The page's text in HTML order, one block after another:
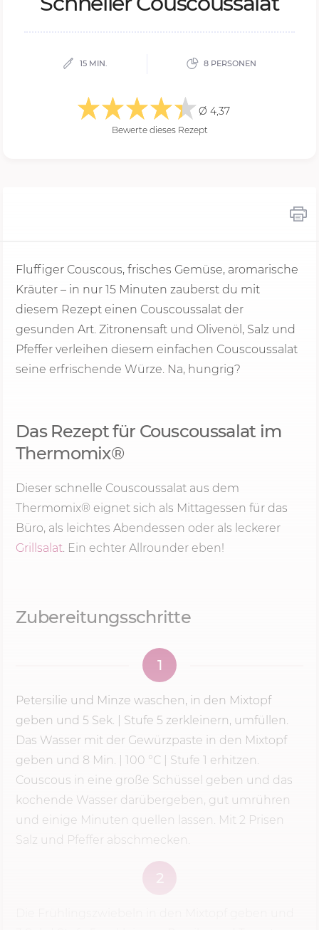
15 MIN. 8 PERSONEN
Ø 4,37
Bewerte dieses Rezept
Fluffiger Couscous, frisches Gemüse, aromarische
Kräuter – in nur 15 Minuten zauberst du mit
diesem Rezept einen Couscoussalat der
gesunden Art. Zitronensaft und Olivenöl, Salz und
Pfeffer verleihen diesem einfachen Couscoussalat
seine erfrischende Würze. Na, hungrig?
Das Rezept für Couscoussalat im
Thermomix®
Dieser schnelle Couscoussalat aus dem
Thermomix® eignet sich als Mittagessen für das
Büro, als leichtes Abendessen oder als leckerer
Grillsalat. Ein echter Allrounder eben!
Zubereitungsschritte
1
Petersilie und Minze waschen, in den Mixtopf
geben und 5 Sek. Stufe 5 zerkleinern, umfüllen.
Das Wasser mit der Gewürzpaste in den Mixtopf
geben und 8 Min. 100 °C | Stufe 1 erhitzen.
Couscous in eine große Schüssel geben und das
kochende Wasser darübergeben, gut umrühren
und einige Minuten quellen lassen. Mit 2 Prisen
Salz und Pfeffer abschmecken.
2